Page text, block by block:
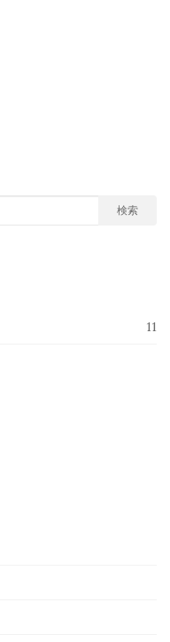
検索
11